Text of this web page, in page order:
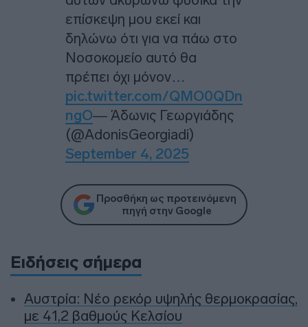
επίσκεψη μου εκεί και
δηλώνω ότι για να πάω στο
Νοσοκομείο αυτό θα
πρέπει όχι μόνον…
pic.twitter.com/QMO0QDn
ngO— Άδωνις Γεωργιάδης
(@AdonisGeorgiadi)
September 4, 2025
Προσθήκη ως προτεινόμενη
πηγή στην Google
Ειδήσεις σήμερα
Αυστρία: Νέο ρεκόρ υψηλής θερμοκρασίας,
με 41,2 βαθμούς Κελσίου